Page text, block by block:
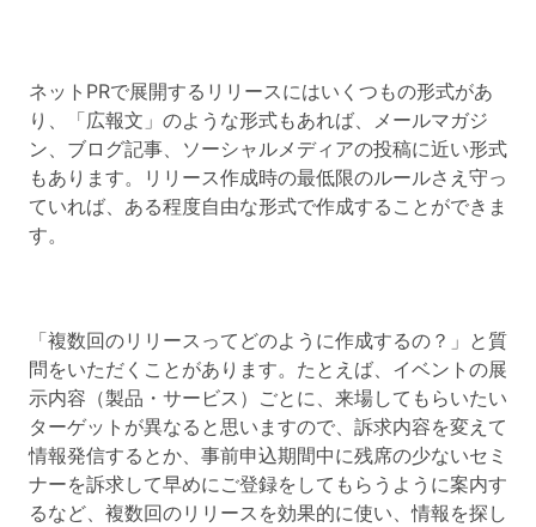
ネットPRで展開するリリースにはいくつもの形式があ
り、「広報文」のような形式もあれば、メールマガジ
ン、ブログ記事、ソーシャルメディアの投稿に近い形式
もあります。リリース作成時の最低限のルールさえ守っ
ていれば、ある程度自由な形式で作成することができま
す。
「複数回のリリースってどのように作成するの？」と質
問をいただくことがあります。たとえば、イベントの展
示内容（製品・サービス）ごとに、来場してもらいたい
ターゲットが異なると思いますので、訴求内容を変えて
情報発信するとか、事前申込期間中に残席の少ないセミ
ナーを訴求して早めにご登録をしてもらうように案内す
るなど、複数回のリリースを効果的に使い、情報を探し